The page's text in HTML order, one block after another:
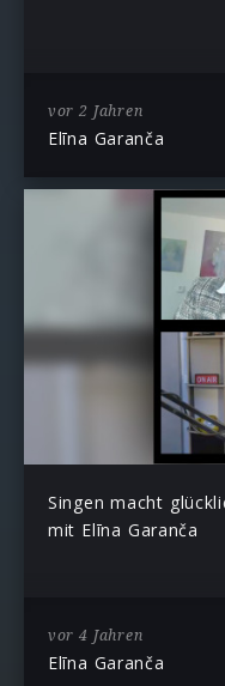
vor 2 Jahren
Elīna Garanča
Singen macht
mit Elīna Garanča
vor 4 Jahren
Elīna Garanča